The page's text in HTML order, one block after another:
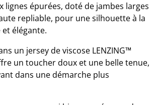
lignes épurées, doté de jambes larges
repliable, pour une silhouette à la
élégante.
un jersey de viscose LENZING™
un toucher doux et une belle tenue,
dans une démarche plus